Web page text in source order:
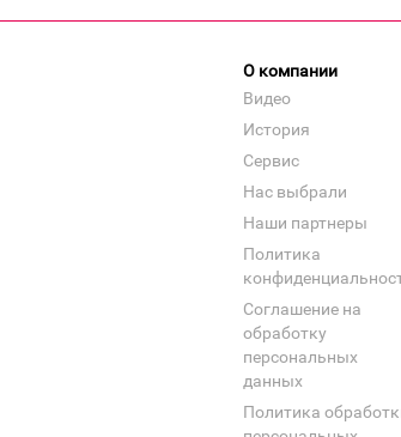
О компании
Видео
История
Сервис
Нас выбрали
Наши партнеры
Политика
Соглашение на
обработку
персональных
данных
Политика